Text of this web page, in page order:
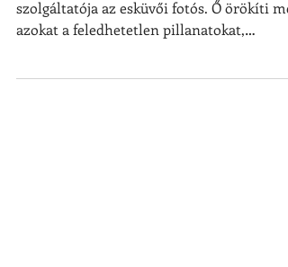
Az esküvő talán egyik legfontosabb
szolgáltatója az esküvői fotós. Ő örökíti
melyeket...